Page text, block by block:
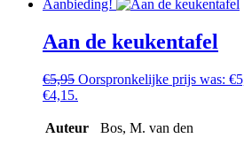
Aanbieding!
Aan de keukentafel
€5,95 Oorspronkelijke prijs was:
€4,15.
Auteur Bos, M. van den